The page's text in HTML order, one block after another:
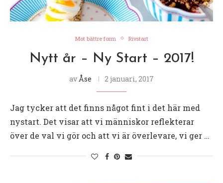
Mot bättre form Rivstart
Nytt år – Ny Start – 2017!
av Åse 2 januari, 2017
Jag tycker att det finns något fint i det här med
nystart. Det visar att vi människor reflekterar
över de val vi gör och att vi är överlevare, vi ger …